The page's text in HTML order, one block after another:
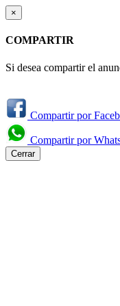
×
COMPARTIR
Si desea compartir el
Compartir por
Compartir por
Cerrar